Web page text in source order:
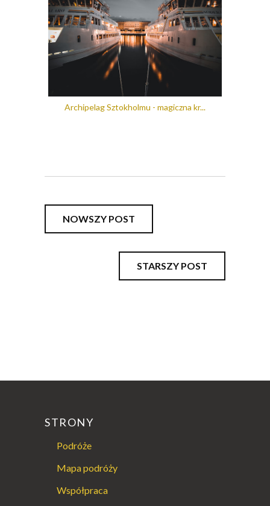
Archipelag Sztokholmu - magiczna kr...
NOWSZY POST
STARSZY POST
STRONY
Podróże
Mapa podróży
Współpraca